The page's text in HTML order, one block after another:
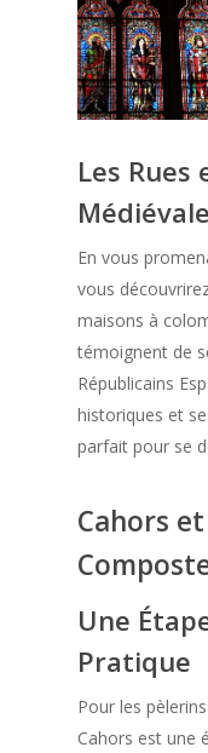
Les Rues
En vous
vous
maisons à
témoignent de
Républicains
historiques et
parfait pour se
Cahors
Une
Pratique
Pour les
Cahors est une